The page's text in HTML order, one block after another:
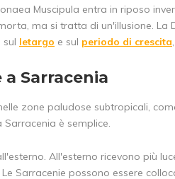
Muscipula entra in riposo
ma si tratta di un'illusione.
sul letargo e sul periodo di crescita
Sarracenia
zone paludose subtropicali,
è semplice.
All'esterno ricevono più
Sarracenie possono essere